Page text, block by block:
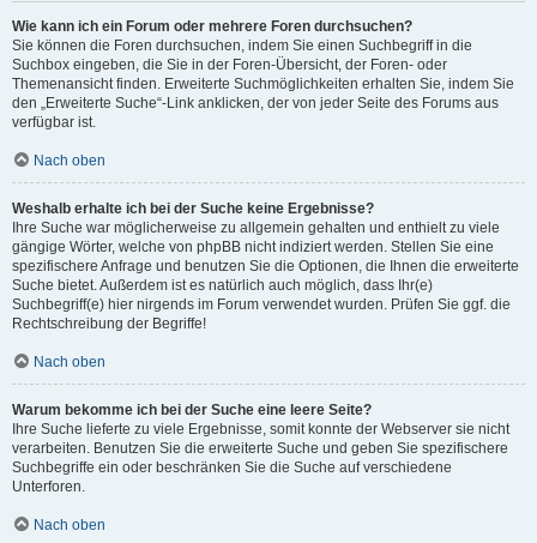
Wie kann ich ein Forum oder mehrere Foren durchsuchen?
Sie können die Foren durchsuchen, indem Sie einen Suchbegriff in die
Suchbox eingeben, die Sie in der Foren-Übersicht, der Foren- oder
Themenansicht finden. Erweiterte Suchmöglichkeiten erhalten Sie, indem Sie
den „Erweiterte Suche“-Link anklicken, der von jeder Seite des Forums aus
verfügbar ist.
Nach oben
Weshalb erhalte ich bei der Suche keine Ergebnisse?
Ihre Suche war möglicherweise zu allgemein gehalten und enthielt zu viele
gängige Wörter, welche von phpBB nicht indiziert werden. Stellen Sie eine
spezifischere Anfrage und benutzen Sie die Optionen, die Ihnen die erweiterte
Suche bietet. Außerdem ist es natürlich auch möglich, dass Ihr(e)
Suchbegriff(e) hier nirgends im Forum verwendet wurden. Prüfen Sie ggf. die
Rechtschreibung der Begriffe!
Nach oben
Warum bekomme ich bei der Suche eine leere Seite?
Ihre Suche lieferte zu viele Ergebnisse, somit konnte der Webserver sie nicht
verarbeiten. Benutzen Sie die erweiterte Suche und geben Sie spezifischere
Suchbegriffe ein oder beschränken Sie die Suche auf verschiedene
Unterforen.
Nach oben